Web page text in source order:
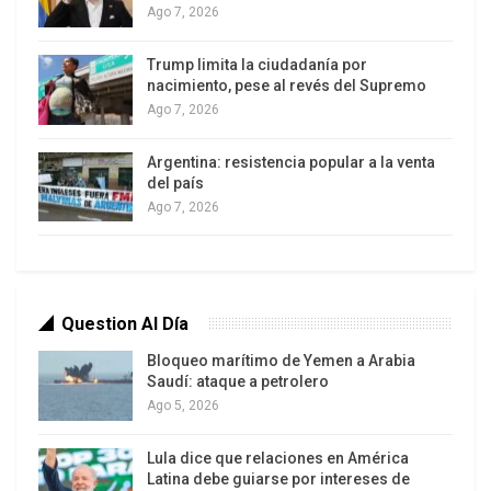
los costos del que es propietario de las tierras
más fértiles son mucho menores que los costos
del que es propietario de las menos fértiles, y su
rinde es mucho mayor. El precio del mercado es el
de la tierra menos fértil. He aquí la renta agrícola.
Y por extensión a las demás rentas (petrolera,
minera, financiera, etc.), la renta es una utilidad en
Ago 7, 2026
Trump limita la ciudadanía por
nacimiento, pese al revés del Supremo
Ago 7, 2026
Argentina: resistencia popular a la venta
del país
Ago 7, 2026
Question Al Día
Bloqueo marítimo de Yemen a Arabia
Saudí: ataque a petrolero
Ago 5, 2026
Lula dice que relaciones en América
Latina debe guiarse por intereses de